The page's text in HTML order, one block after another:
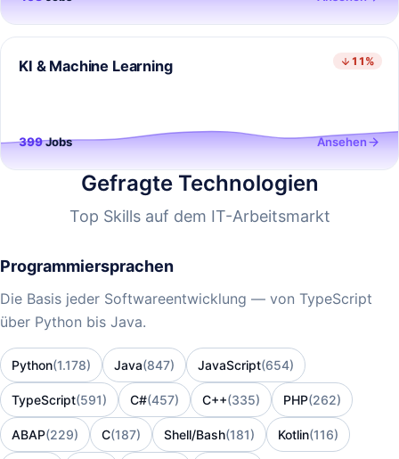
11%
KI & Machine Learning
399Jobs Ansehen
Gefragte Technologien
Top Skills auf dem IT-Arbeitsmarkt
Programmiersprachen
Die Basis jeder Softwareentwicklung — von TypeScript
über Python bis Java.
Python(1.178) Java(847) JavaScript(654)
TypeScript(591) C#(457) C++(335) PHP(262)
ABAP(229) C(187) Shell/Bash(181) Kotlin(116)